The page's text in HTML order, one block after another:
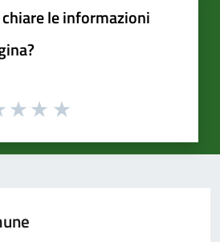
le informazioni